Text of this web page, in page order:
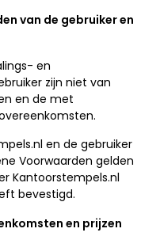
van de gebruiker en
en
zijn niet van
en de met
en de gebruiker
Voorwaarden gelden
Kantoorstempels.nl
bevestigd.
en prijzen